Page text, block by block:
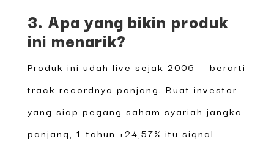
3. Apa yang bikin produk
ini menarik?
Produk ini udah live sejak 2006 — berarti
track recordnya panjang. Buat investor
yang siap pegang saham syariah jangka
panjang, 1-tahun +24,57% itu signal